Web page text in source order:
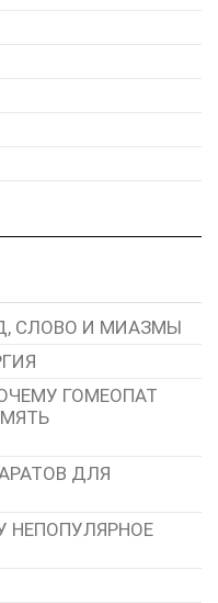
СЛОВО И МИАЗМЫ
ГОМЕОПАТ
ДЛЯ
НЕПОПУЛЯРНОЕ